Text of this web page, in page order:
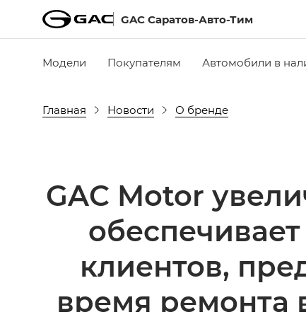
GAC Саратов-Авто-Тим
Модели Покупателям Автомобили в
Главная Новости О бренде
GAC Motor
клиентов,
время ремонта